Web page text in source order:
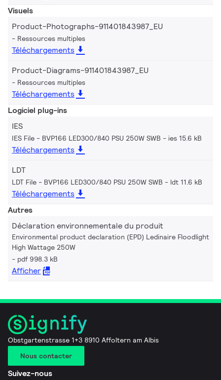
Visuels
Product-Photographs-911401843987_EU
Ressources multiples
Téléchargements
Product-Diagrams-911401843987_EU
Ressources multiples
Téléchargements
Logiciel plug-ins
IES
IES File - BVP166 LED300/840 PSU 250W SWB ies 15.6 kB
Téléchargements
LDT
LDT File - BVP166 LED300/840 PSU 250W SWB ldt 11.6 kB
Téléchargements
Autres
Déclaration environnementale du produit
Environmental product declaration (EPD) Ledinaire Floodlight
High Wattage 250W
pdf 998.3 kB
Afficher
Obstgartenstrasse 1+3 8910 Affoltern am Albis
Nous contacter
Suivez-nous